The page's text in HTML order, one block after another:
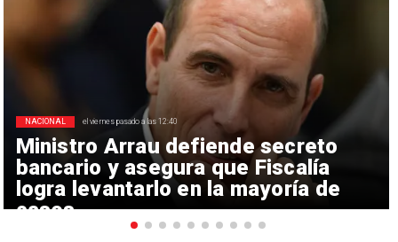
Ministro Arrau defiende secreto
bancario y asegura que Fiscalía
logra levantarlo en la mayoría de
casos
NACIONAL el viernes pasado a las 12:40